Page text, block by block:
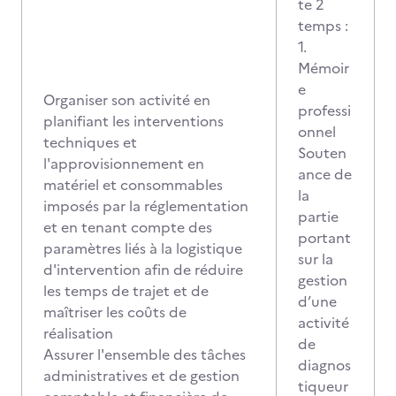
Organiser son activité en
planifiant les interventions
techniques et
l'approvisionnement en
matériel et consommables
imposés par la réglementation
et en tenant compte des
paramètres liés à la logistique
d'intervention afin de réduire
les temps de trajet et de
maîtriser les coûts de
réalisation
Assurer l'ensemble des tâches
administratives et de gestion
te 2
temps :
1.
Mémoir
e
professi
onnel
Souten
ance de
la
partie
portant
sur la
gestion
d’une
activité
de
diagnos
tiqueur